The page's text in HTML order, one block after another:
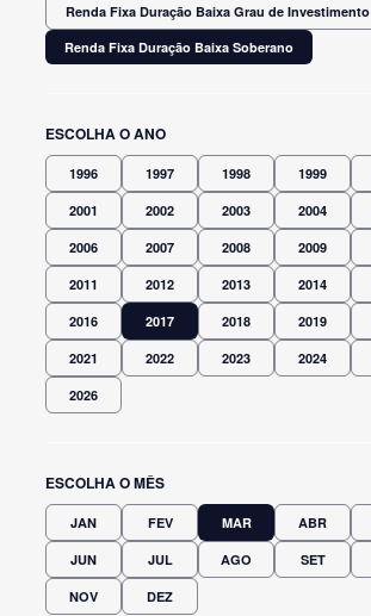
Renda Fixa Duração Baixa Grau de Investimento
Renda Fixa Duração Baixa Soberano
ESCOLHA O ANO
1996 1997 1998 1999
2001 2002 2003 2004
2006 2007 2008 2009
2011 2012 2013 2014
2016 2017 2018 2019
2021 2022 2023 2024
2026
ESCOLHA O MÊS
JAN FEV MAR ABR
JUN JUL AGO SET
NOV DEZ